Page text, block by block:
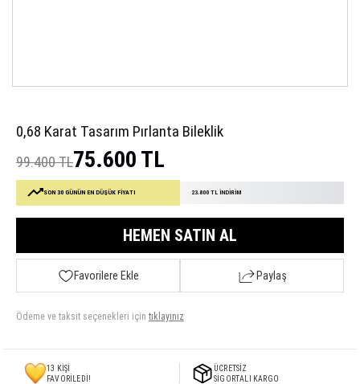
0,68 Karat Tasarım Pırlanta Bileklik
99.400 TL75.600 TL
SON 30 GÜNÜN EN DÜŞÜK FİYATI 23.800 TL İNDİRİM
HEMEN SATIN AL
Favorilere Ekle Paylaş
Ödeme ve taksit seçenekleri için tıklayınız
13 KİŞİ
FAVORİLEDİ!
ÜCRETSİZ
SİGORTALI KARGO